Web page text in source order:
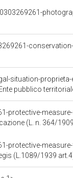
pubblico
protective-
(L. n. 364/
protective-
(L.1089/1939